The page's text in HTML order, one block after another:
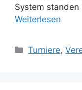
System
Weiterlesen
Kategorien
Turniere,